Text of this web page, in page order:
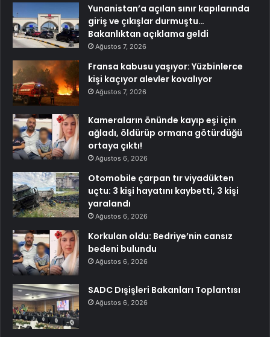
Yunanistan’a açılan sınır kapılarında
giriş ve çıkışlar durmuştu…
Bakanlıktan açıklama geldi
Ağustos 7, 2026
Fransa kabusu yaşıyor: Yüzbinlerce
kişi kaçıyor alevler kovalıyor
Ağustos 7, 2026
Kameraların önünde kayıp eşi için
ağladı, öldürüp ormana götürdüğü
ortaya çıktı!
Ağustos 6, 2026
Otomobile çarpan tır viyadükten
uçtu: 3 kişi hayatını kaybetti, 3 kişi
yaralandı
Ağustos 6, 2026
Korkulan oldu: Bedriye’nin cansız
bedeni bulundu
Ağustos 6, 2026
SADC Dışişleri Bakanları Toplantısı
Ağustos 6, 2026